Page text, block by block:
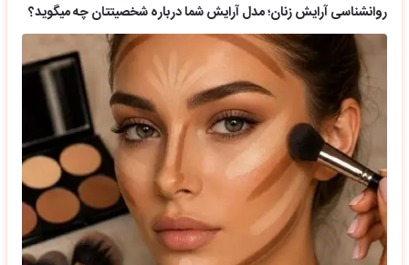
روانشناسی آرایش زنان؛ مدل آرایش شما درباره شخصیتتان چه میگوید؟